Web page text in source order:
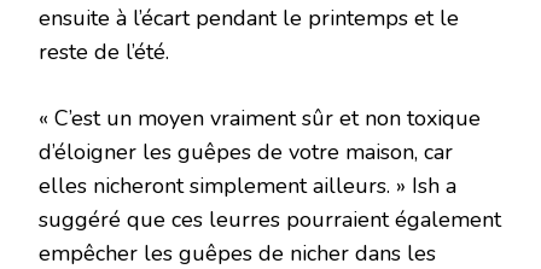
ensuite à l’écart pendant le printemps et le
reste de l’été.
« C’est un moyen vraiment sûr et non toxique
d’éloigner les guêpes de votre maison, car
elles nicheront simplement ailleurs. » Ish a
suggéré que ces leurres pourraient également
empêcher les guêpes de nicher dans les